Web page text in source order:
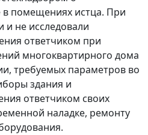
помещениях истца. При
и не исследовали
ответчиком при
многоквартирного дома
требуемых параметров во
здания и
ответчиком своих
наладке, ремонту